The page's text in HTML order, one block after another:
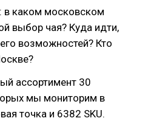
каком московском
выбор чая? Куда идти,
возможностей? Кто
ассортимент 30
мы мониторим в
точка и 6382 SKU.